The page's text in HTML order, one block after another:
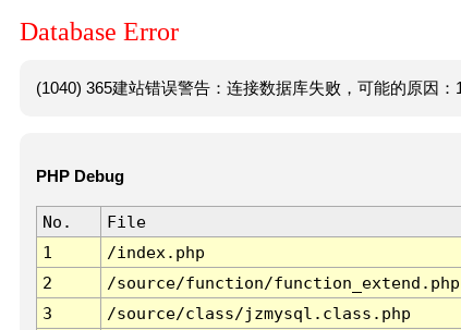
Database Error
(1040) 365建站错误警告：连接数据库失败，可能的原因：
PHP Debug
No. File
1
/index.php
2
/source/function/function_extend.php
3
/source/class/jzmysql.class.php